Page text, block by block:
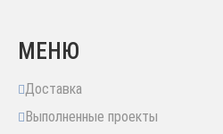
МЕНЮ
Доставка
Выполненные проекты